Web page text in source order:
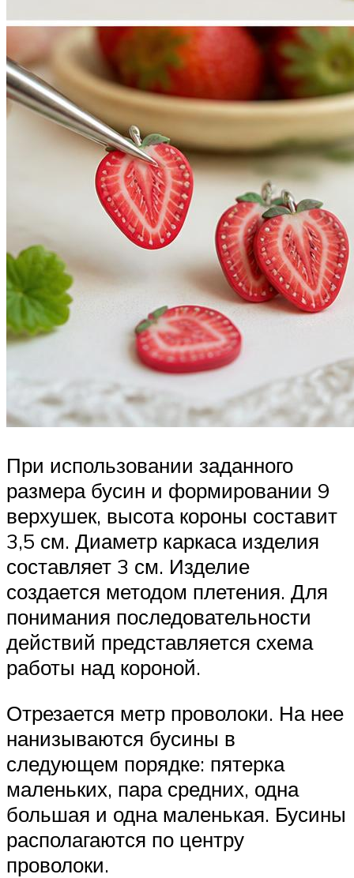
При использовании заданного
размера бусин и формировании 9
верхушек, высота короны составит
3,5 см. Диаметр каркаса изделия
составляет 3 см. Изделие
создается методом плетения. Для
понимания последовательности
действий представляется схема
работы над короной.
Отрезается метр проволоки. На нее
нанизываются бусины в
следующем порядке: пятерка
маленьких, пара средних, одна
большая и одна маленькая. Бусины
располагаются по центру
проволоки.